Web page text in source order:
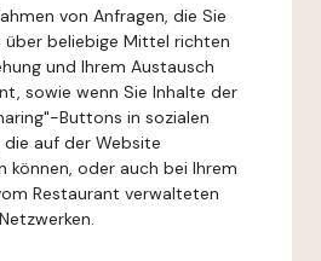
von Anfragen, die Sie
über beliebige Mittel richten
und Ihrem Austausch
sowie wenn Sie Inhalte der
Buttons in sozialen
auf der Website
können, oder auch bei Ihrem
Restaurant verwalteten